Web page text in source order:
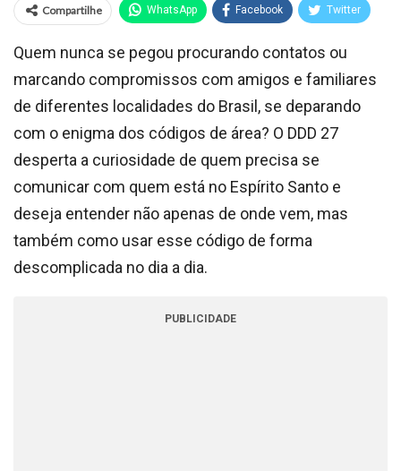
Compartilhe WhatsApp Facebook Twitter
Quem nunca se pegou procurando contatos ou
marcando compromissos com amigos e familiares
de diferentes localidades do Brasil, se deparando
com o enigma dos códigos de área? O DDD 27
desperta a curiosidade de quem precisa se
comunicar com quem está no Espírito Santo e
deseja entender não apenas de onde vem, mas
também como usar esse código de forma
descomplicada no dia a dia.
PUBLICIDADE